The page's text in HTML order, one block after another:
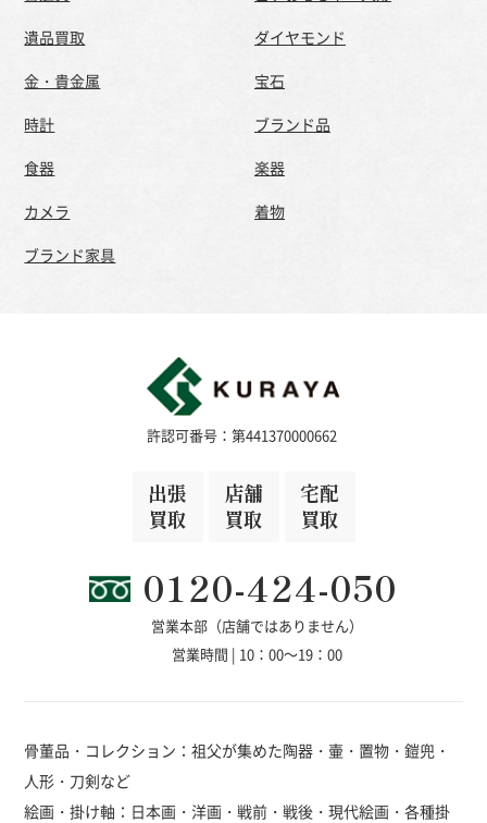
遺品買取
ダイヤモンド
金・貴金属
宝石
時計
ブランド品
食器
楽器
カメラ
着物
ブランド家具
許認可番号：第441370000662
出張
買取
店舗
買取
宅配
買取
0120-424-050
営業本部（店舗ではありません）
営業時間 | 10：00～19：00
骨董品・コレクション：祖父が集めた陶器・壷・置物・鎧兜・
人形・刀剣など
絵画・掛け軸：日本画・洋画・戦前・戦後・現代絵画・各種掛